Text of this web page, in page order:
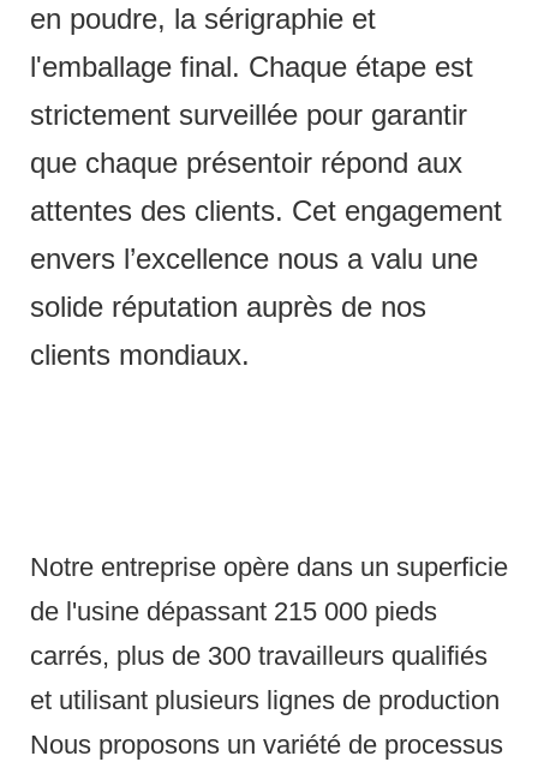
en poudre, la sérigraphie et
l'emballage final. Chaque étape est
strictement surveillée pour garantir
que chaque présentoir répond aux
attentes des clients. Cet engagement
envers l’excellence nous a valu une
solide réputation auprès de nos
clients mondiaux.
Notre entreprise opère dans un superficie
de l'usine dépassant 215 000 pieds
carrés, plus de 300 travailleurs qualifiés
et utilisant plusieurs lignes de production
Nous proposons un variété de processus